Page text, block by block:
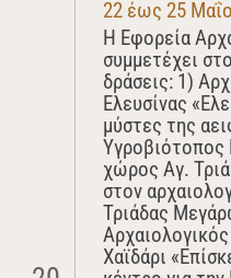
22 έως 25
Η Εφορεία
συμμετέχει
δράσεις: 1)
Ελευσίνας
μύστες της
Υγροβιότοπος
χώρος Αγ.
στον
Τριάδας
Χαϊδάρι